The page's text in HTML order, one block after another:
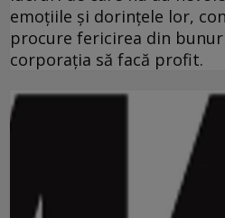
emoţiile şi dorinţele lor,
procure fericirea din
corporaţia să facă profit.